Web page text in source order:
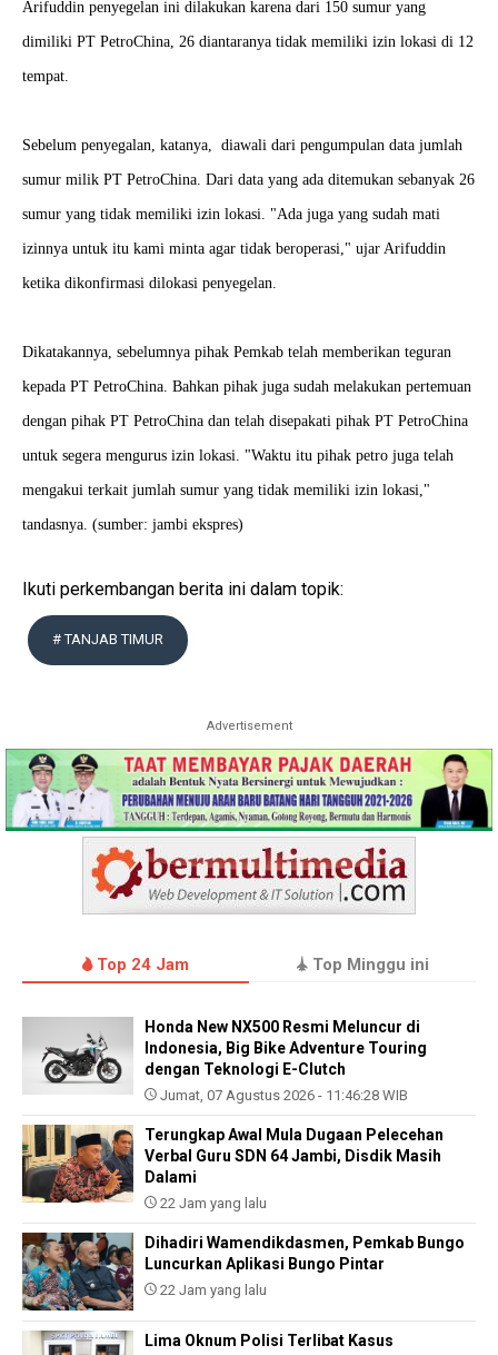
Arifuddin penyegelan ini dilakukan karena dari 150 sumur yang
dimiliki PT PetroChina, 26 diantaranya tidak memiliki izin lokasi di 12
tempat.
Sebelum penyegalan, katanya, diawali dari pengumpulan data jumlah
sumur milik PT PetroChina. Dari data yang ada ditemukan sebanyak 26
sumur yang tidak memiliki izin lokasi. "Ada juga yang sudah mati
izinnya untuk itu kami minta agar tidak beroperasi," ujar Arifuddin
ketika dikonfirmasi dilokasi penyegelan.
Dikatakannya, sebelumnya pihak Pemkab telah memberikan teguran
kepada PT PetroChina. Bahkan pihak juga sudah melakukan pertemuan
dengan pihak PT PetroChina dan telah disepakati pihak PT PetroChina
untuk segera mengurus izin lokasi. "Waktu itu pihak petro juga telah
mengakui terkait jumlah sumur yang tidak memiliki izin lokasi,"
tandasnya. (sumber: jambi ekspres)
Ikuti perkembangan berita ini dalam topik:
# TANJAB TIMUR
Advertisement
Top 24 Jam Top Minggu ini
Honda New NX500 Resmi Meluncur di
Indonesia, Big Bike Adventure Touring
dengan Teknologi E-Clutch
Jumat, 07 Agustus 2026 - 11:46:28 WIB
Terungkap Awal Mula Dugaan Pelecehan
Verbal Guru SDN 64 Jambi, Disdik Masih
Dalami
22 Jam yang lalu
Dihadiri Wamendikdasmen, Pemkab Bungo
Luncurkan Aplikasi Bungo Pintar
22 Jam yang lalu
Lima Oknum Polisi Terlibat Kasus